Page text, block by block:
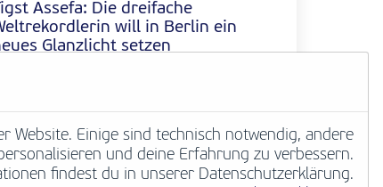
Assefa: Die dreifache
will in Berlin ein
Glanzlicht setzen
Weiterlesen
Website. Einige sind technisch notwendig, andere
und deine Erfahrung zu verbessern.
findest du in unserer Datenschutzerklärung.